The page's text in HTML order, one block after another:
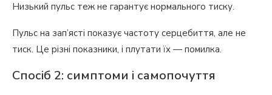
Низький пульс теж не гарантує нормального тиску.
Пульс на зап’ясті показує частоту серцебиття, але не
тиск. Це різні показники, і плутати їх — помилка.
Спосіб 2: симптоми і самопочуття